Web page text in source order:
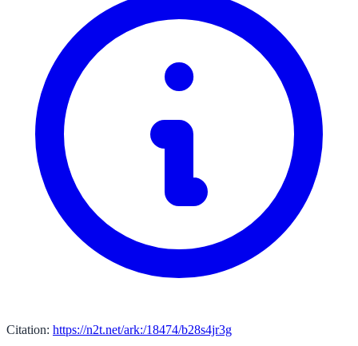
Citation: https://n2t.net/ark:/18474/b28s4jr3g